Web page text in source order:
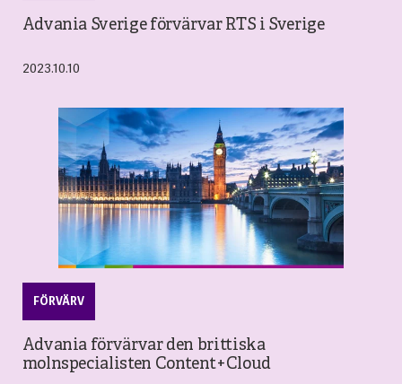
Advania Sverige förvärvar RTS i Sverige
2023.10.10
FÖRVÄRV
Advania förvärvar den brittiska
molnspecialisten Content+Cloud